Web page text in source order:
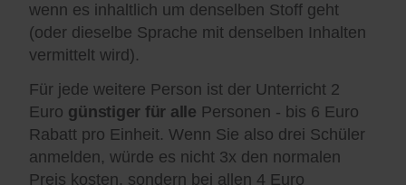
wenn es inhaltlich um denselben Stoff geht
(oder dieselbe Sprache mit denselben Inhalten
vermittelt wird).
Für jede weitere Person ist der Unterricht 2
Euro günstiger für alle Personen - bis 6 Euro
Rabatt pro Einheit. Wenn Sie also drei Schüler
anmelden, würde es nicht 3x den normalen
Preis kosten, sondern bei allen 4 Euro